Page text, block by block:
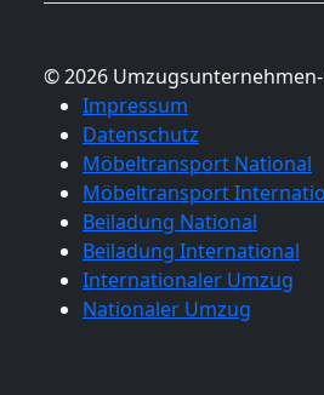
© 2026
Impressum
Datenschutz
Möbeltransport National
Möbeltransport
Beiladung National
Beiladung International
Internationaler Umzug
Nationaler Umzug